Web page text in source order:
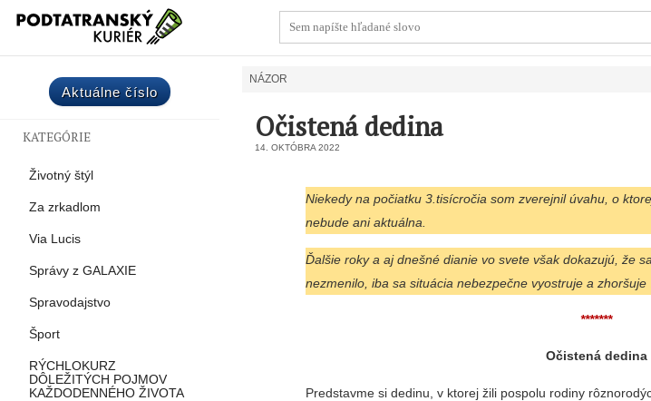
Aktuálne číslo
KATEGÓRIE
Životný štýl
Za zrkadlom
Via Lucis
Správy z GALAXIE
Spravodajstvo
Šport
RÝCHLOKURZ
DÔLEŽITÝCH POJMOV
KAŽDODENNÉHO ŽIVOTA
NÁZOR
Očistená dedina
14. OKTÓBRA 2022
Niekedy na počiatku 3.tisícročia som zverejnil úvahu, o
nebude ani aktuálna.
Ďalšie roky a aj dnešné dianie vo svete však dokazujú, že
nezmenilo, iba sa situácia nebezpečne vyostruje a
*******
Očistená dedina
Predstavme si dedinu, v ktorej žili pospolu rodiny